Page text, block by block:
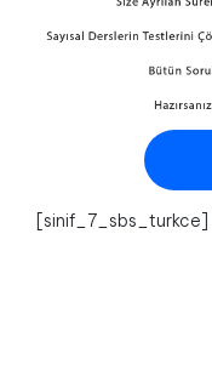
[sinif_7_sbs_turkce]